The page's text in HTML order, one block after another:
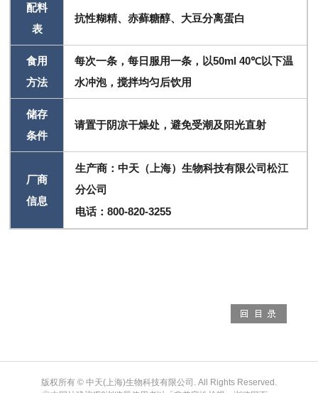
配料
表
抗性糊精、赤藓糖醇、大豆分离蛋白
食用
方法
每次一条，每日服用一条，以50ml 40℃以下温
水冲泡，搅拌均匀后饮用
储存
条件
请置于阴凉干燥处，避免受潮及阳光直射
厂商
信息
生产商：中天（上海）生物科技有限公司松江
分公司
电话：800-820-3255
版权所有 © 中天(上海)生物科技有限公司. All Rights Reserved.